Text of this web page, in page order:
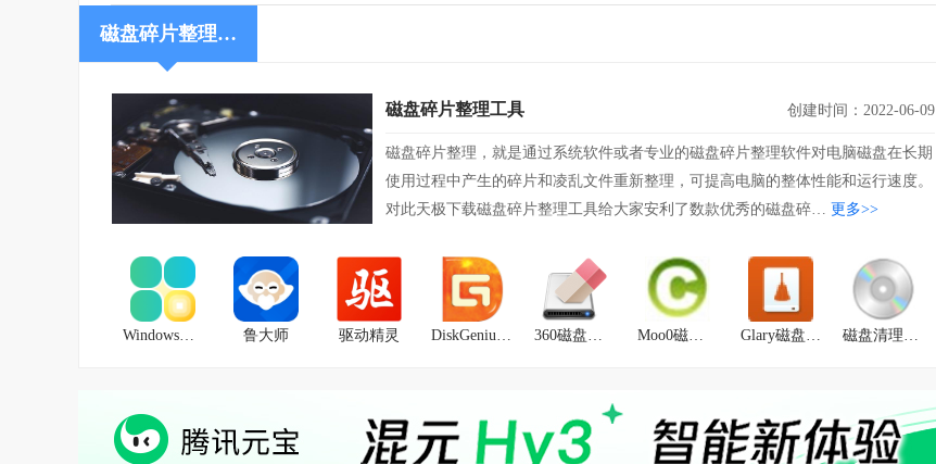
磁盘碎片整理…
磁盘碎片整理工具 创建时间：2022-06-09
磁盘碎片整理，就是通过系统软件或者专业的磁盘碎片整理软件对电脑磁盘在长期
使用过程中产生的碎片和凌乱文件重新整理，可提高电脑的整体性能和运行速度。
对此天极下载磁盘碎片整理工具给大家安利了数款优秀的磁盘碎… 更多>>
鲁大师 驱动精灵 Moo0磁盘清理器